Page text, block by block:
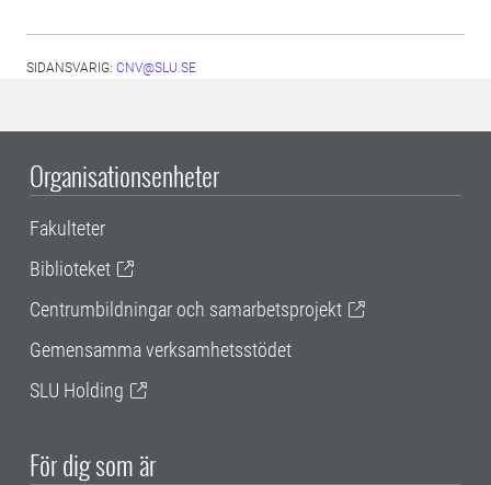
SIDANSVARIG: CNV@SLU.SE
Organisationsenheter
Fakulteter
Biblioteket
Centrumbildningar och samarbetsprojekt
Gemensamma verksamhetsstödet
SLU Holding
För dig som är